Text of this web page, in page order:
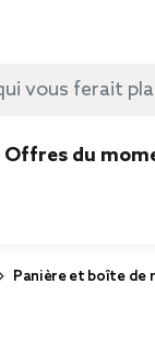
Offres du
Panière et boîte de